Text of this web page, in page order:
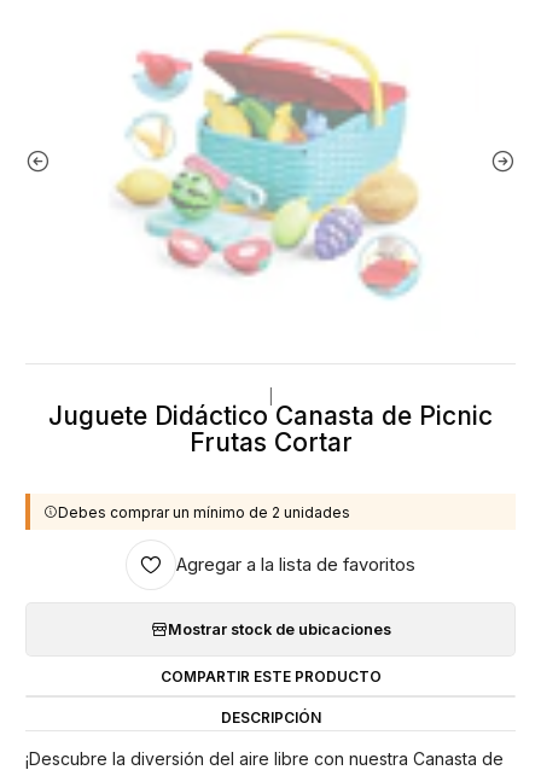
Juguete Didáctico Canasta de Picnic
Frutas Cortar
Debes comprar un mínimo de 2 unidades
Agregar a la lista de favoritos
Mostrar stock de ubicaciones
COMPARTIR ESTE PRODUCTO
DESCRIPCIÓN
¡Descubre la diversión del aire libre con nuestra Canasta de